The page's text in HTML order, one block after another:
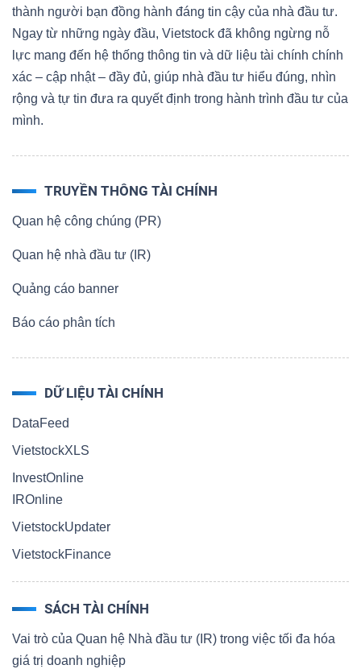
thành người bạn đồng hành đáng tin cậy của nhà đầu tư.
Ngay từ những ngày đầu, Vietstock đã không ngừng nỗ
lực mang đến hệ thống thông tin và dữ liệu tài chính chính
xác – cập nhật – đầy đủ, giúp nhà đầu tư hiểu đúng, nhìn
rộng và tự tin đưa ra quyết định trong hành trình đầu tư của
mình.
TRUYỀN THÔNG TÀI CHÍNH
Quan hệ công chúng (PR)
Quan hệ nhà đầu tư (IR)
Quảng cáo banner
Báo cáo phân tích
DỮ LIỆU TÀI CHÍNH
DataFeed
VietstockXLS
InvestOnline
IROnline
VietstockUpdater
VietstockFinance
SÁCH TÀI CHÍNH
Vai trò của Quan hệ Nhà đầu tư (IR) trong việc tối đa hóa
giá trị doanh nghiệp